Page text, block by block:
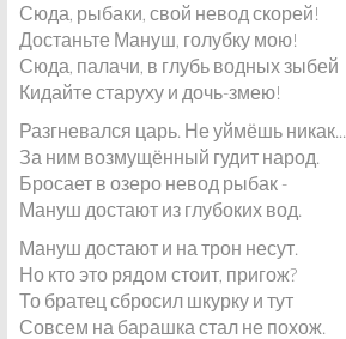
Сюда, рыбаки, свой невод скорей!
Достаньте Мануш, голубку мою!
Сюда, палачи, в глубь водных зыбей
Кидайте старуху и дочь-змею!
Разгневался царь. Не уймёшь никак...
За ним возмущённый гудит народ.
Бросает в озеро невод рыбак -
Мануш достают из глубоких вод.
Мануш достают и на трон несут.
Но кто это рядом стоит, пригож?
То братец сбросил шкурку и тут
Совсем на барашка стал не похож.